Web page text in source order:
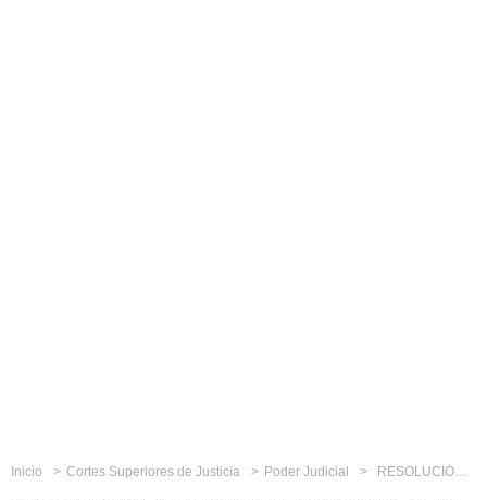
Inicio Cortes Superiores de Justicia Poder Judicial RESOLUCIÓN ADMINISTRATIVA N° 224-2014-P-CSJLI/PJ Establecen conformación de salas de la Corte